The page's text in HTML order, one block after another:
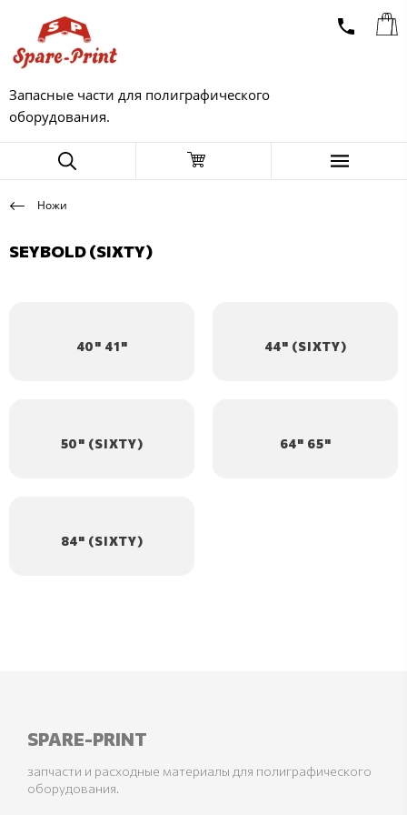
Запасные части для полиграфического
оборудования.
Ножи
SEYBOLD (SIXTY)
40" 41" 44" (SIXTY)
50" (SIXTY) 64" 65"
84" (SIXTY)
SPARE-PRINT
запчасти и расходные материалы для полиграфического
оборудования.